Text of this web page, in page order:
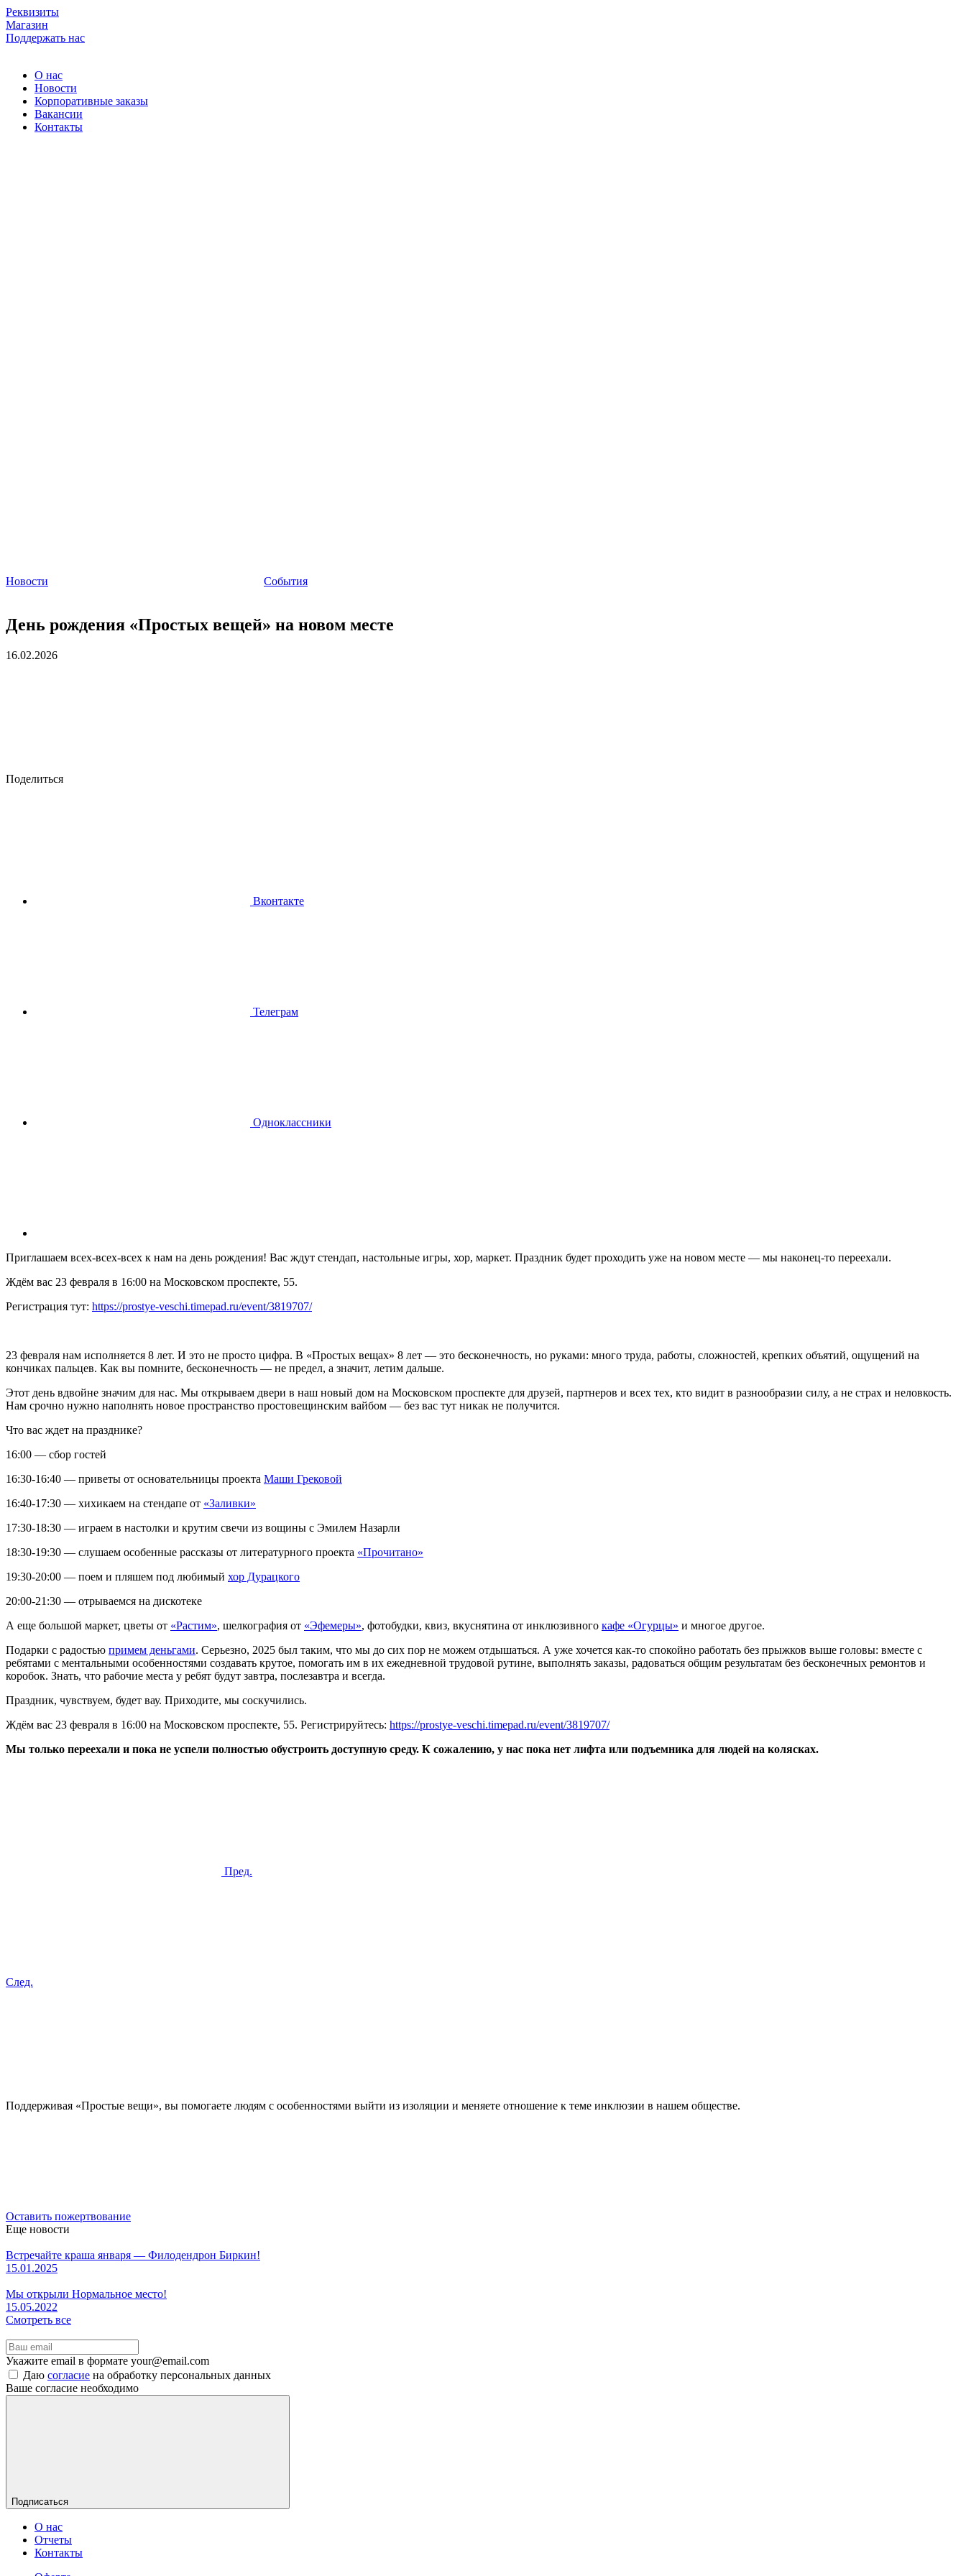
Skip
to
content
Реквизиты
Магазин
Поддержать нас
О нас
Новости
Корпоративные заказы
Вакансии
Контакты
Новости События
День рождения «Простых вещей» на новом месте
16.02.2026
Поделиться
Вконтакте
Телеграм
Одноклассники
Приглашаем всех-всех-всех к нам на день рождения! Вас ждут стендап, настольные игры, хор, маркет. Праздник будет проходить уже на новом месте — мы наконец-то переехали.
Ждём вас 23 февраля в 16:00 на Московском проспекте, 55.
Регистрация тут: https://prostye-veschi.timepad.ru/event/3819707/
23 февраля нам исполняется 8 лет. И это не просто цифра. В «Простых вещах» 8 лет — это бесконечность, но руками: много труда, работы, сложностей, крепких объятий, ощущений на
кончиках пальцев. Как вы помните, бесконечность — не предел, а значит, летим дальше.
Этот день вдвойне значим для нас. Мы открываем двери в наш новый дом на Московском проспекте для друзей, партнеров и всех тех, кто видит в разнообразии силу, а не страх и неловкость.
Нам срочно нужно наполнять новое пространство простовещинским вайбом — без вас тут никак не получится.
Что вас ждет на празднике?
16:00 — сбор гостей
16:30-16:40 — приветы от основательницы проекта Маши Грековой
16:40-17:30 — хихикаем на стендапе от «Заливки»
17:30-18:30 — играем в настолки и крутим свечи из вощины с Эмилем Назарли
18:30-19:30 — слушаем особенные рассказы от литературного проекта «Прочитано»
19:30-20:00 — поем и пляшем под любимый хор Дурацкого
20:00-21:30 — отрываемся на дискотеке
А еще большой маркет, цветы от «Растим», шелкография от «Эфемеры», фотобудки, квиз, вкуснятина от инклюзивного кафе «Огурцы» и многое другое.
Подарки с радостью примем деньгами. Серьезно, 2025 был таким, что мы до сих пор не можем отдышаться. А уже хочется как-то спокойно работать без прыжков выше головы: вместе с
ребятами с ментальными особенностями создавать крутое, помогать им в их ежедневной трудовой рутине, выполнять заказы, радоваться общим результатам без бесконечных ремонтов и
коробок. Знать, что рабочие места у ребят будут завтра, послезавтра и всегда.
Праздник, чувствуем, будет вау. Приходите, мы соскучились.
Ждём вас 23 февраля в 16:00 на Московском проспекте, 55. Регистрируйтесь: https://prostye-veschi.timepad.ru/event/3819707/
Мы только переехали и пока не успели полностью обустроить доступную среду. К сожалению, у нас пока нет лифта или подъемника для людей на колясках.
Пред.
След.
Поддерживая «Простые вещи», вы помогаете людям с особенностями выйти из изоляции и меняете отношение к теме инклюзии в нашем обществе.
Оставить пожертвование
Еще новости
Встречайте краша января — Филодендрон Биркин!
15.01.2025
Мы открыли Нормальное место!
15.05.2022
Cмотреть все
Укажите email в формате your@email.com
Даю согласие на обработку персональных данных
Ваше согласие необходимо
Подписаться
О нас
Отчеты
Контакты